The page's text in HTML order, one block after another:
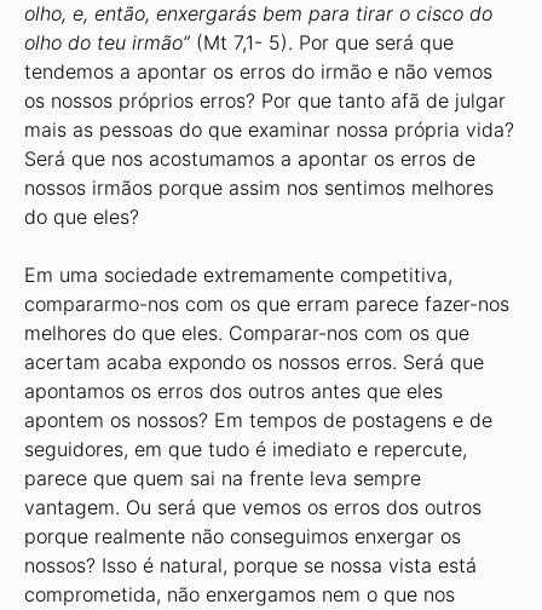
olho, e, então, enxergarás bem para tirar o cisco do
olho do teu irmão” (Mt 7,1- 5). Por que será que
tendemos a apontar os erros do irmão e não vemos
os nossos próprios erros? Por que tanto afã de julgar
mais as pessoas do que examinar nossa própria vida?
Será que nos acostumamos a apontar os erros de
nossos irmãos porque assim nos sentimos melhores
do que eles?
Em uma sociedade extremamente competitiva,
compararmo-nos com os que erram parece fazer-nos
melhores do que eles. Comparar-nos com os que
acertam acaba expondo os nossos erros. Será que
apontamos os erros dos outros antes que eles
apontem os nossos? Em tempos de postagens e de
seguidores, em que tudo é imediato e repercute,
parece que quem sai na frente leva sempre
vantagem. Ou será que vemos os erros dos outros
porque realmente não conseguimos enxergar os
nossos? Isso é natural, porque se nossa vista está
comprometida, não enxergamos nem o que nos